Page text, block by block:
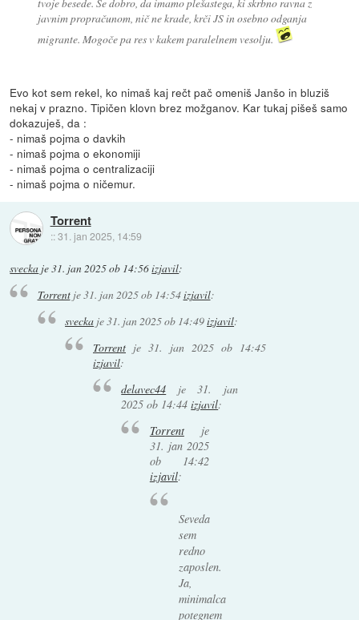
javnim propračunom, nič ne krade, krči JS in osebno odganja
migrante. Mogoče pa res v kakem paralelnem vesolju.
Evo kot sem rekel, ko nimaš kaj rečt pač omeniš Janšo in bluziš
nekaj v prazno. Tipičen klovn brez možganov. Kar tukaj pišeš samo
dokazuješ, da :
- nimaš pojma o davkih
- nimaš pojma o ekonomiji
- nimaš pojma o centralizaciji
- nimaš pojma o ničemur.
Torrent
::31. jan 2025, 14:59
svecka je31. jan 2025 ob 14:56izjavil:
Torrentje31. jan 2025 ob 14:54izjavil:
svecka je31. jan 2025 ob 14:49izjavil:
Torrentje31. jan 2025 ob 14:45
izjavil:
delavec44 je31. jan
2025 ob 14:44 izjavil:
Torrentje
31. jan 2025
ob 14:42
izjavil:
Seveda
sem
redno
zaposlen.
Ja,
minimalca
potegnem